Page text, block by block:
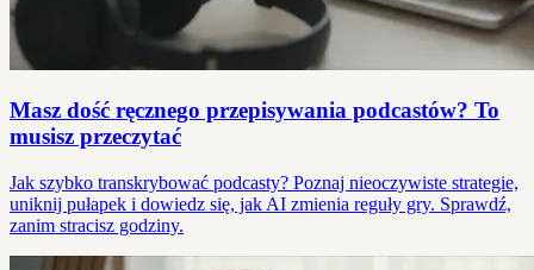
Masz dość ręcznego przepisywania podcastów? To
musisz przeczytać
Jak szybko transkrybować podcasty? Poznaj nieoczywiste strategie,
uniknij pułapek i dowiedz się, jak AI zmienia reguły gry. Sprawdź,
zanim stracisz godziny.